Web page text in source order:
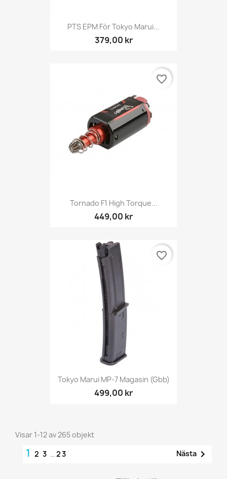
PTS EPM För Tokyo Marui...
379,00 kr
Tornado F1 High Torque...
449,00 kr
favorite_border
Tokyo Marui MP-7 Magasin (gbb)
499,00 kr
favorite_border
Visar 1-12 av 265 objekt
1 2 3 … 23 Nästa 